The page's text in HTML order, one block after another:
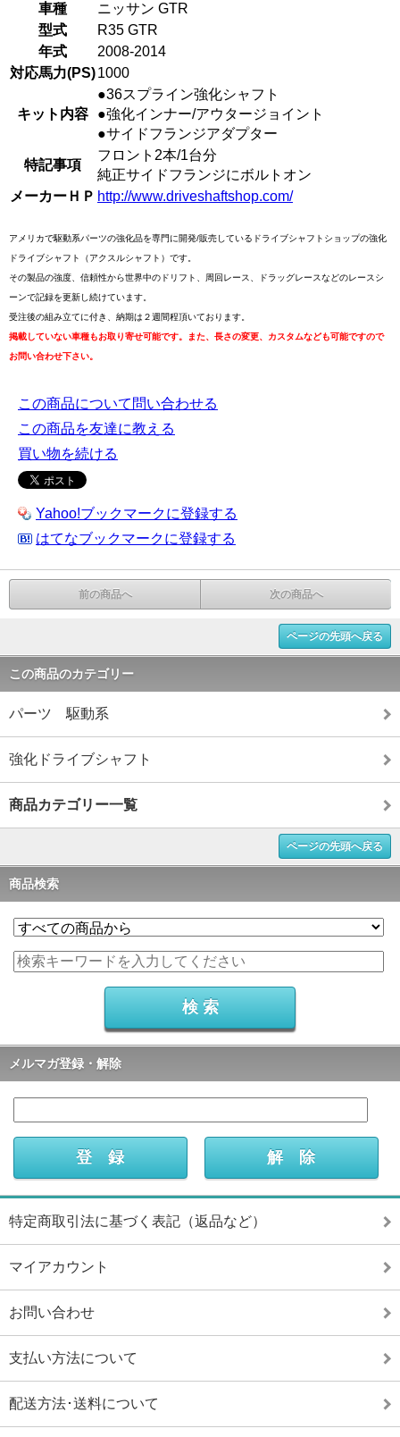
車種
ニッサン GTR
型式
R35 GTR
年式
2008-2014
対応馬力(PS)1000
キット内容
●36スプライン強化シャフト
●強化インナー/アウタージョイント
●サイドフランジアダプター
特記事項
フロント2本/1台分
純正サイドフランジにボルトオン
メーカーＨＰ http://www.driveshaftshop.com/
アメリカで駆動系パーツの強化品を専門に開発/販売しているドライブシャフトショップの強化
ドライブシャフト（アクスルシャフト）です。
その製品の強度、信頼性から世界中のドリフト、周回レース、ドラッグレースなどのレースシ
ーンで記録を更新し続けています。
受注後の組み立てに付き、納期は２週間程頂いております。
掲載していない車種もお取り寄せ可能です。また、長さの変更、カスタムなども可能ですので
お問い合わせ下さい。
この商品について問い合わせる
この商品を友達に教える
買い物を続ける
Yahoo!ブックマークに登録する
はてなブックマークに登録する
前の商品へ 次の商品へ
ページの先頭へ戻る
この商品のカテゴリー
パーツ 駆動系
強化ドライブシャフト
商品カテゴリー一覧
ページの先頭へ戻る
商品検索
メルマガ登録・解除
特定商取引法に基づく表記（返品など）
マイアカウント
お問い合わせ
支払い方法について
配送方法･送料について